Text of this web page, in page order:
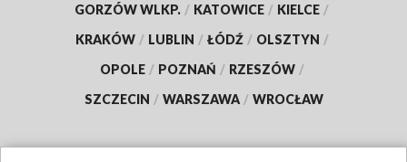
GORZÓW WLKP. / KATOWICE / KIELCE /
KRAKÓW / LUBLIN / ŁÓDŹ / OLSZTYN /
OPOLE / POZNAŃ / RZESZÓW /
SZCZECIN / WARSZAWA / WROCŁAW